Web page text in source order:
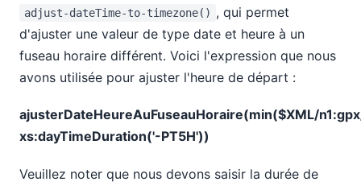
adjust-dateTime-to-timezone() , qui permet
d'ajuster une valeur de type date et heure à un
fuseau horaire différent. Voici l'expression que nous
avons utilisée pour ajuster l'heure de départ :
ajusterDateHeureAuFuseauHoraire(min($XML/
xs:dayTimeDuration('-PT5H'))
Veuillez noter que nous devons saisir la durée de